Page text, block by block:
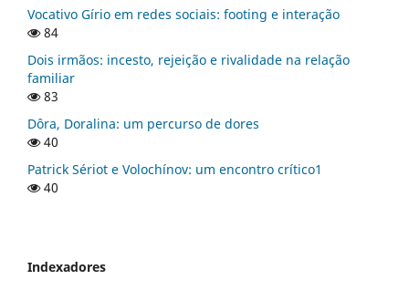
Vocativo Gírio em redes sociais: footing e interação
84
Dois irmãos: incesto, rejeição e rivalidade na relação
familiar
83
Dôra, Doralina: um percurso de dores
40
Patrick Sériot e Volochínov: um encontro crítico1
40
Indexadores